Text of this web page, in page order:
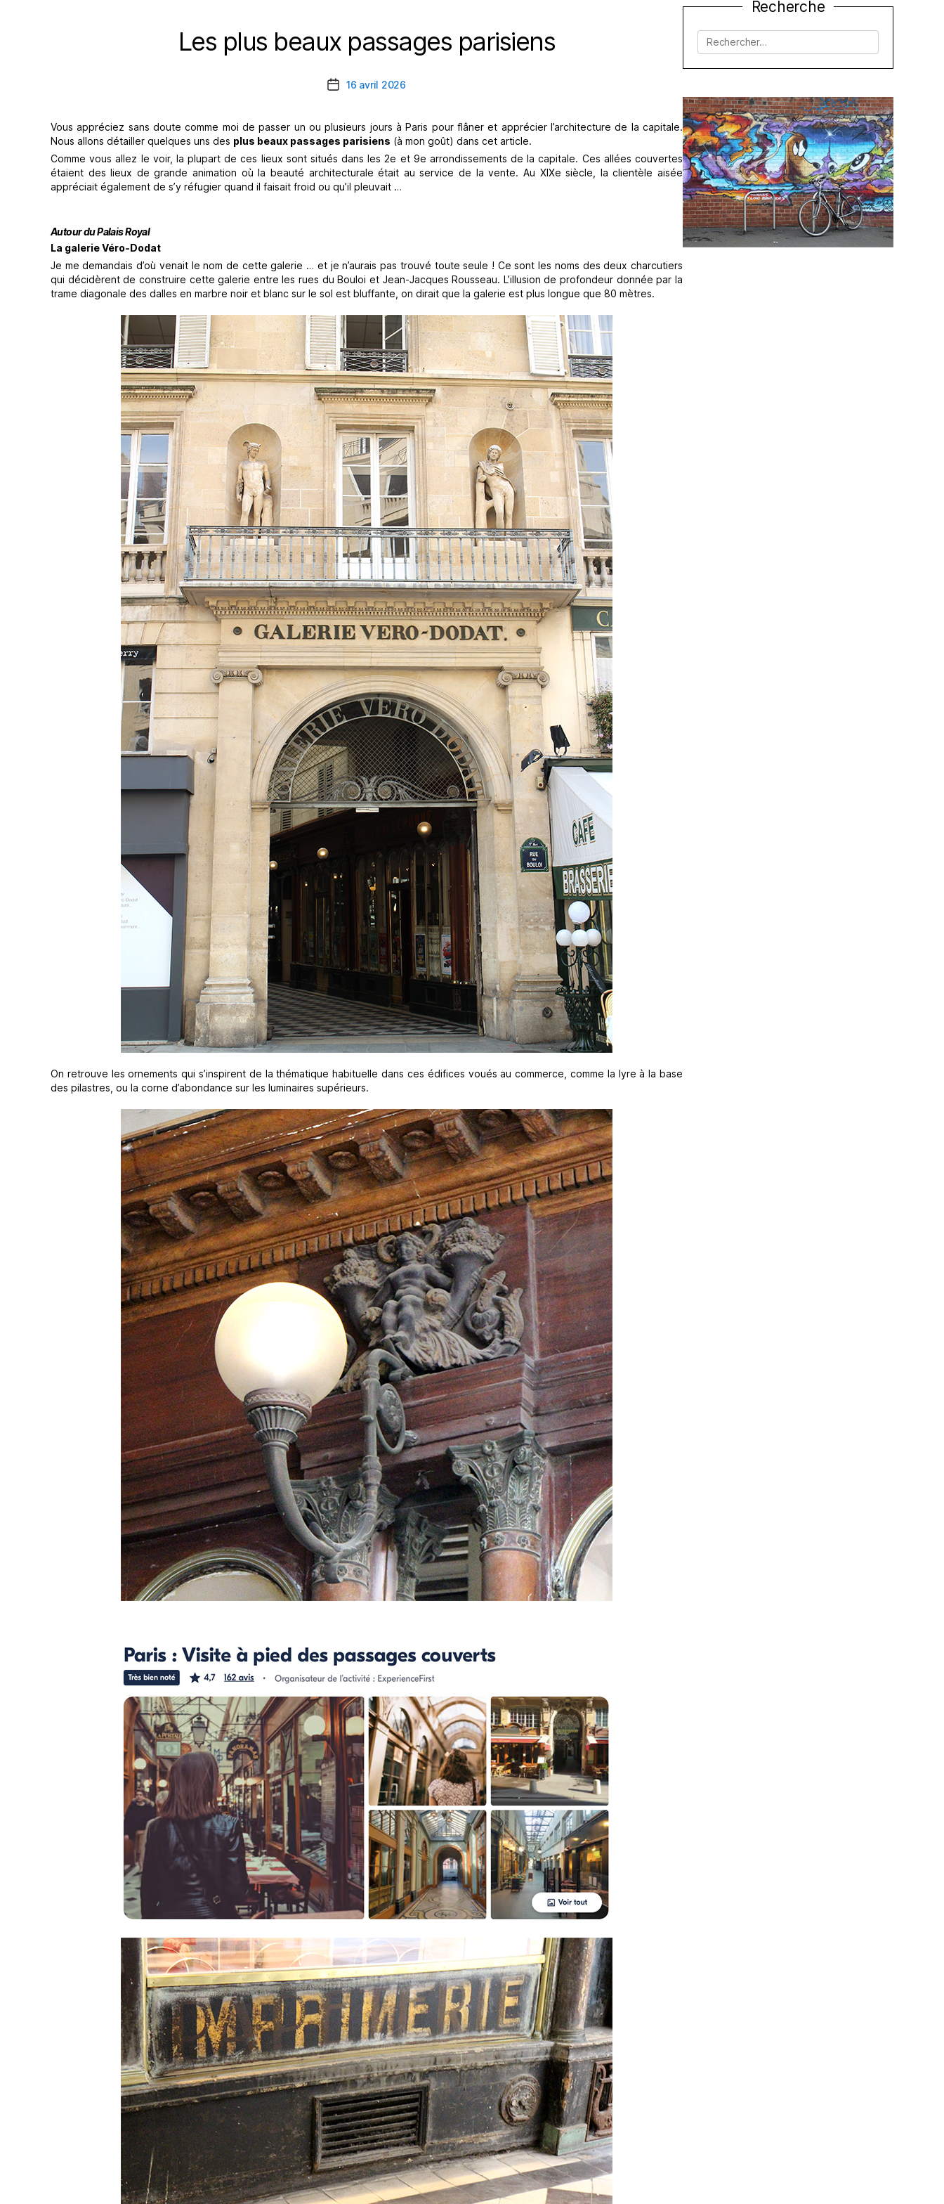
Catégories
Les plus beaux passages parisiens
Date16 avril 2026
Vous appréciez sans doute comme moi de passer un ou plusieurs jours à Paris pour flâner et apprécier l’architecture de la capitale.
Nous allons détailler quelques uns des plus beaux passages parisiens (à mon goût) dans cet article.
Comme vous allez le voir, la plupart de ces lieux sont situés dans les 2e et 9e arrondissements de la capitale. Ces allées couvertes
étaient des lieux de grande animation où la beauté architecturale était au service de la vente. Au XIXe siècle, la clientèle aisée
appréciait également de s’y réfugier quand il faisait froid ou qu’il pleuvait …
Autour du Palais Royal
La galerie Véro-Dodat
Je me demandais d’où venait le nom de cette galerie … et je n’aurais pas trouvé toute seule ! Ce sont les noms des deux charcutiers
qui décidèrent de construire cette galerie entre les rues du Bouloi et Jean-Jacques Rousseau. L’illusion de profondeur donnée par la
trame diagonale des dalles en marbre noir et blanc sur le sol est bluffante, on dirait que la galerie est plus longue que 80 mètres.
On retrouve les ornements qui s’inspirent de la thématique habituelle dans ces édifices voués au commerce, comme la lyre à la base
des pilastres, ou la corne d’abondance sur les luminaires supérieurs.
Recherche
Rechercher :